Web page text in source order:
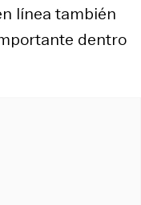
línea también
dentro